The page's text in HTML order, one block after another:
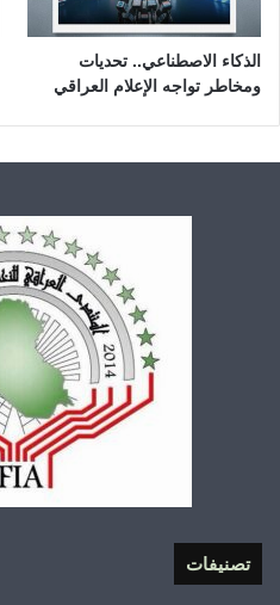
الذكاء الاصطناعي.. تحديات
ومخاطر تواجه الإعلام العراقي
تصنيفات